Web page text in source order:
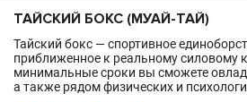
ТАЙСКИЙ БОКС (МУАЙ-ТАЙ)
Тайский бокс — спортивное
приближенное к реальному силовому
минимальные сроки вы сможете
а также рядом физических и